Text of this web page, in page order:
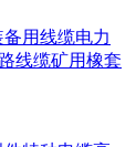
备用线缆电力
线缆矿用橡套